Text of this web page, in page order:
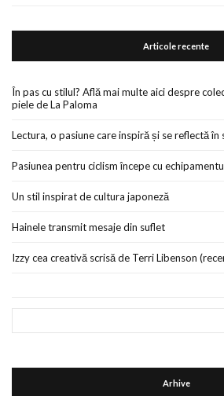
Articole recente
În pas cu stilul? Află mai multe aici despre
piele de La Paloma
Lectura, o pasiune care inspiră și se reflectă în
Pasiunea pentru ciclism începe cu
Un stil inspirat de cultura japoneză
Hainele transmit mesaje din suflet
Izzy cea creativă scrisă de Terri Libenson
Arhive